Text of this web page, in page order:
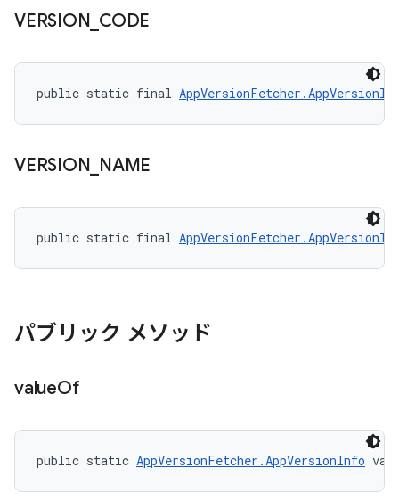
VERSION CODE
public static final
VERSION NAME
public static final
パブリック メソッド
valueOf
public static AppVersionFetcher.AppVersionInfo